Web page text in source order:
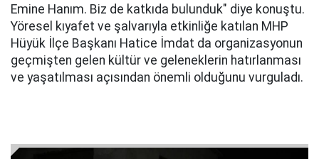
Emine Hanım. Biz de katkıda bulunduk" diye konuştu.
Yöresel kıyafet ve şalvarıyla etkinliğe katılan MHP
Hüyük İlçe Başkanı Hatice İmdat da organizasyonun
geçmişten gelen kültür ve geleneklerin hatırlanması
ve yaşatılması açısından önemli olduğunu vurguladı.